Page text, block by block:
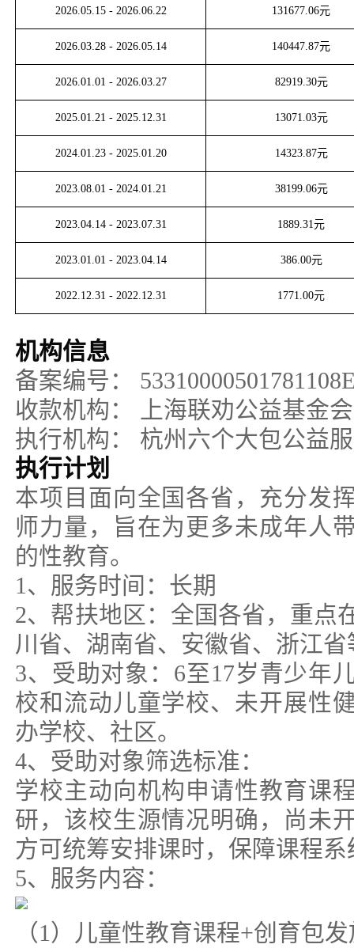
2026.05.15- 2026.06.22 131677.06元
2026.03.28- 2026.05.14 140447.87元
2026.01.01 - 2026.03.27 82919.30元
2025.01.21 - 2025.12.31 13071.03元
2024.01.23- 2025.01.20 14323.87元
2023.08.01 - 2024.01.21 38199.06元
2023.04.14- 2023.07.31 1889.31元
2023.01.01 - 2023.04.14 386.00元
2022.12.31 - 2022.12.31 1771.00元
机构信息
备案编号：
收款机构：
上海联劝公益基金会
执行机构：
杭州六个大包公益
执行计划
本项目面向全国各省，充分发
师力量，旨在为更多未成年人
的性教育。
1、服务时间：长期
2、帮扶地区：全国各省，重点
川省、湖南省、安徽省、浙江
3、受助对象：6至17岁青少年
校和流动儿童学校、未开展性
办学校、社区。
4、受助对象筛选标准：
学校主动向机构申请性教育课
研，该校生源情况明确，尚未
方可统筹安排课时，保障课程
5、服务内容：
（1）儿童性教育课程+创育包